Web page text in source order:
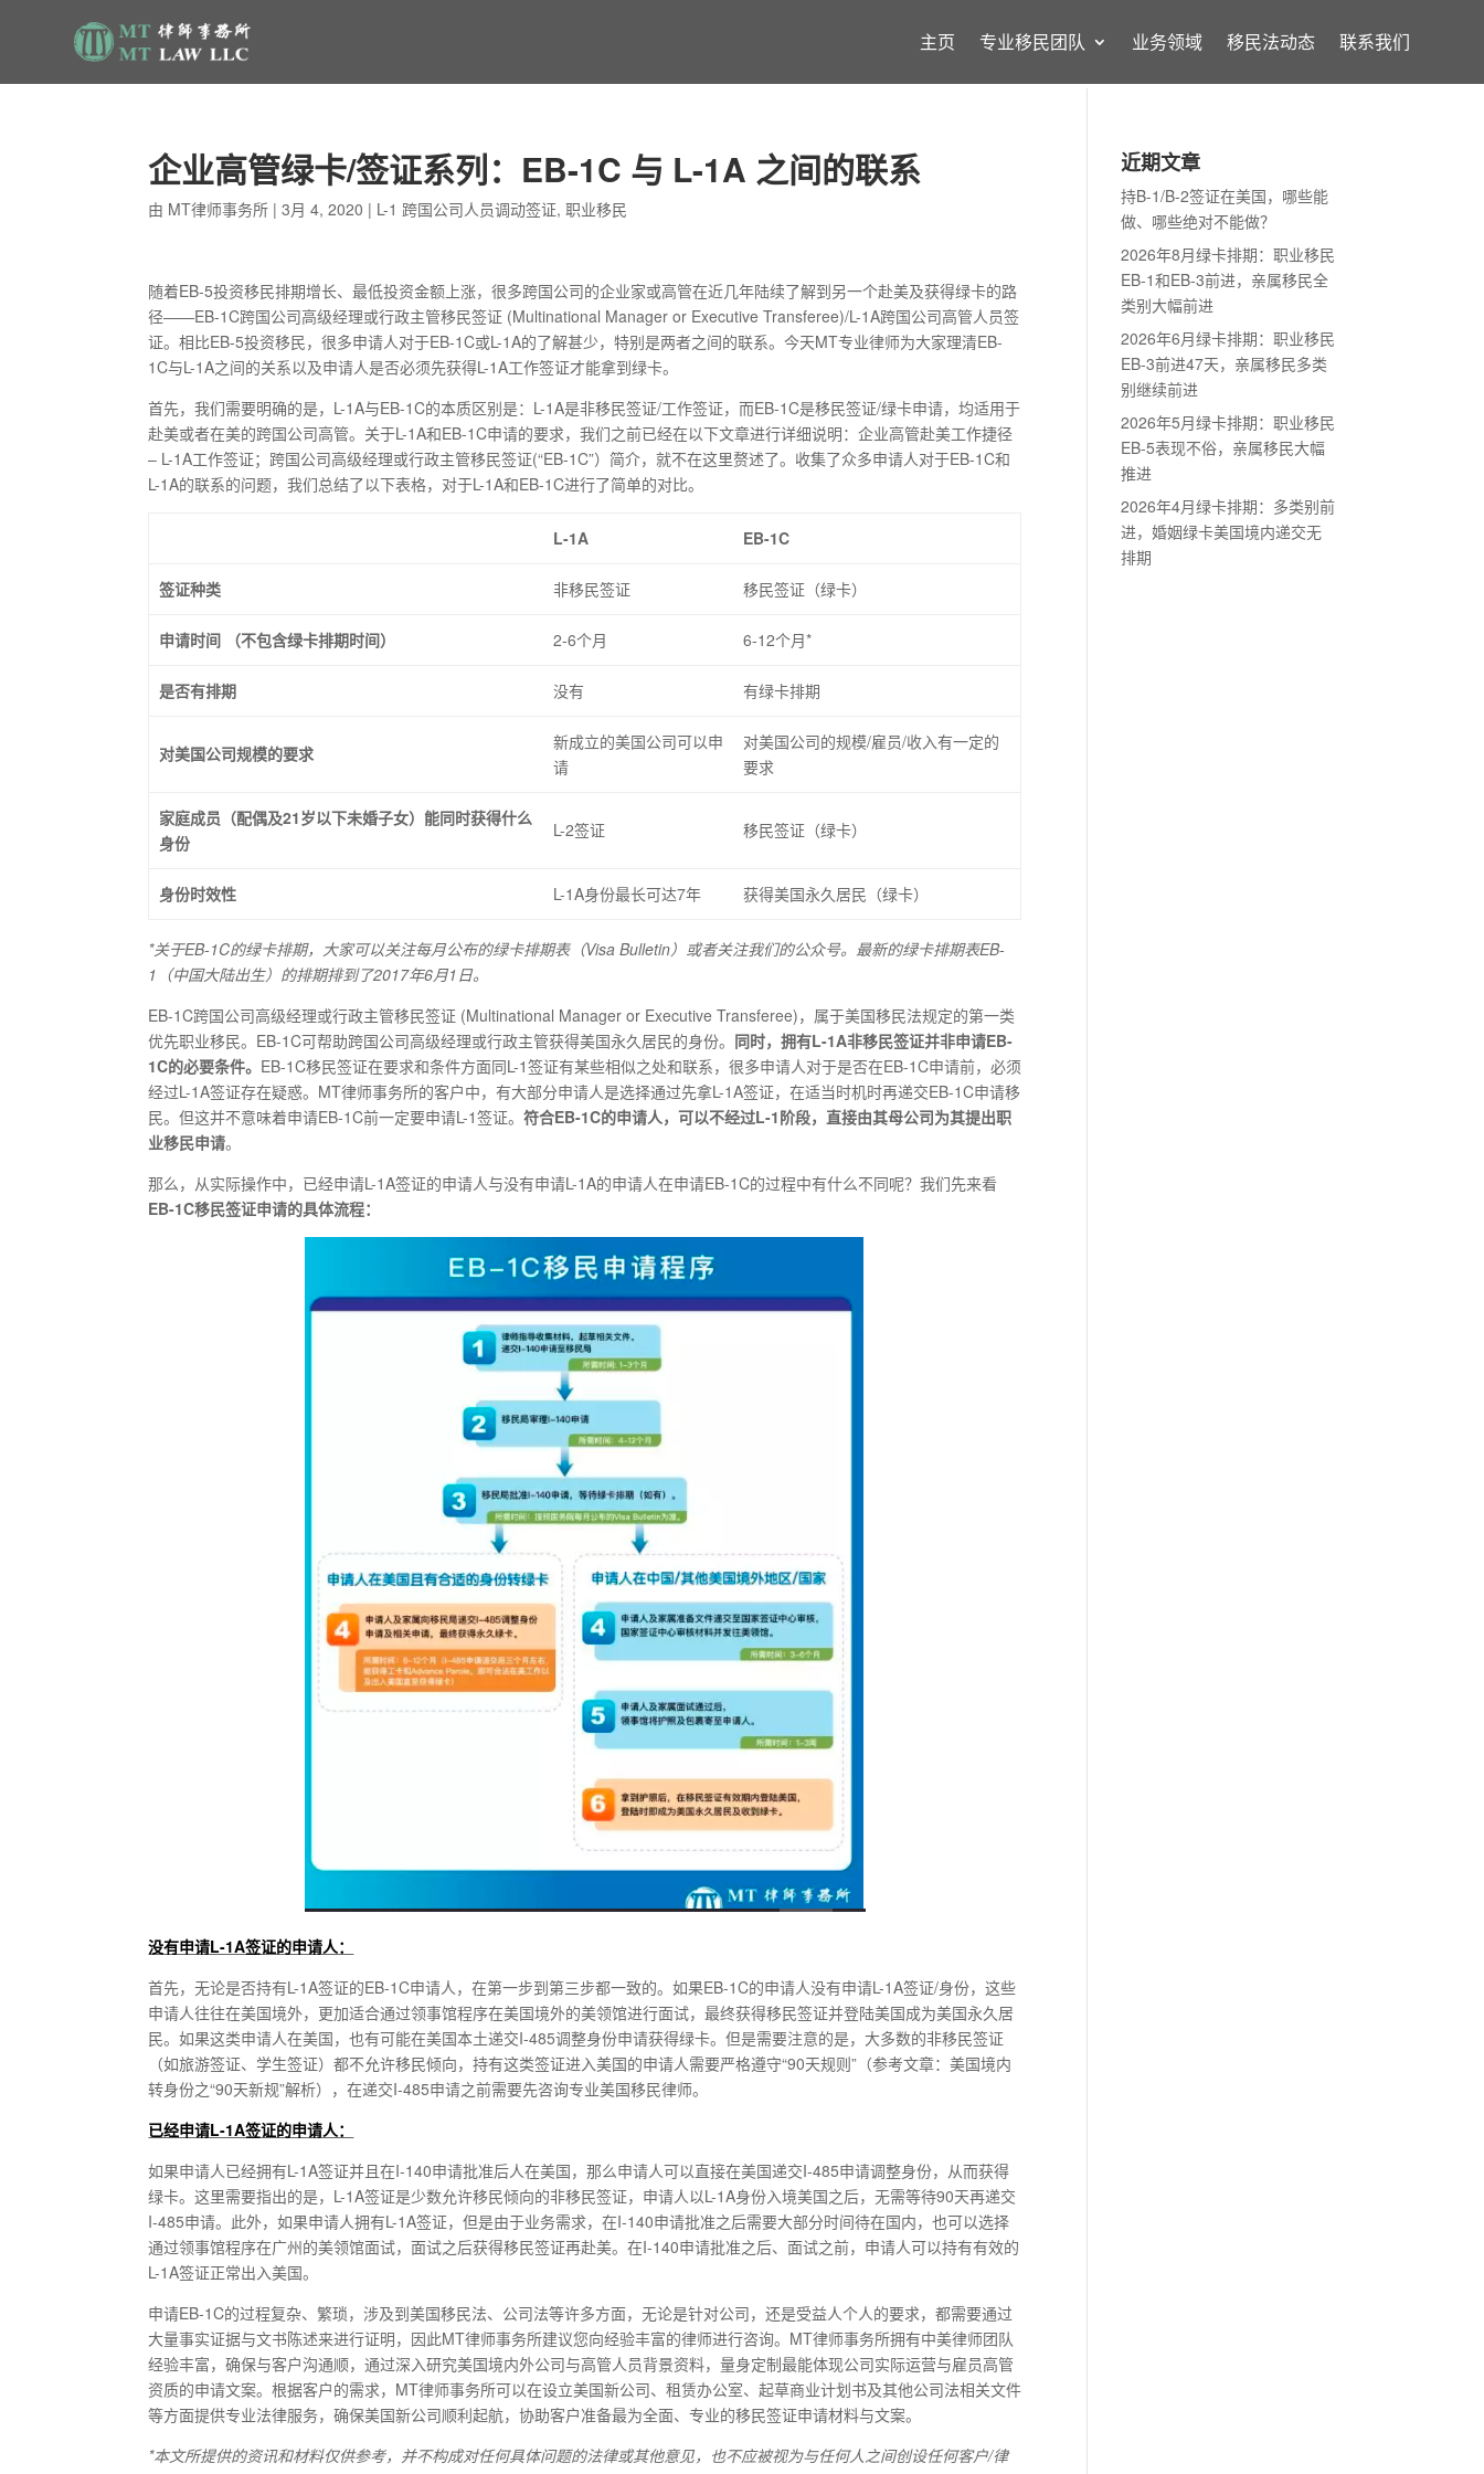
主页 专业移民团队 业务领域 移民法动态 联系我们
企业高管绿卡/签证系列：EB-1C 与 L-1A 之间的联系
由 MT律师事务所 |3月 4, 2020 | L-1 跨国公司人员调动签证,职业移民
随着EB-5投资移民排期增长、最低投资金额上涨，很多跨国公司的企业家或高管在近几年陆续了解到另一个赴美及获得绿卡的路
径——EB-1C跨国公司高级经理或行政主管移民签证 (Multinational Manager or Executive Transferee)/L-1A跨国公司高管人员签
证。相比EB-5投资移民，很多申请人对于EB-1C或L-1A的了解甚少，特别是两者之间的联系。今天MT专业律师为大家理清EB-
1C与L-1A之间的关系以及申请人是否必须先获得L-1A工作签证才能拿到绿卡。
首先，我们需要明确的是，L-1A与EB-1C的本质区别是：L-1A是非移民签证/工作签证，而EB-1C是移民签证/绿卡申请，均适用于
赴美或者在美的跨国公司高管。关于L-1A和EB-1C申请的要求，我们之前已经在以下文章进行详细说明：企业高管赴美工作捷径
– L-1A工作签证；跨国公司高级经理或行政主管移民签证(“EB-1C”）简介，就不在这里赘述了。收集了众多申请人对于EB-1C和
L-1A的联系的问题，我们总结了以下表格，对于L-1A和EB-1C进行了简单的对比。
L-1A EB-1C
签证种类 非移民签证 移民签证（绿卡）
申请时间 （不包含绿卡排期时间） 2-6个月 6-12个月*
是否有排期 没有 有绿卡排期
对美国公司规模的要求
新成立的美国公司可以申
请
对美国公司的规模/雇员/收入有一定的
要求
家庭成员（配偶及21岁以下未婚子女）能同时获得什么
身份
L-2签证 移民签证（绿卡）
身份时效性 L-1A身份最长可达7年 获得美国永久居民（绿卡）
*关于EB-1C的绿卡排期，大家可以关注每月公布的绿卡排期表（Visa Bulletin）或者关注我们的公众号。最新的绿卡排期表EB-
1（中国大陆出生）的排期排到了2017年6月1日。
EB-1C跨国公司高级经理或行政主管移民签证 (Multinational Manager or Executive Transferee)，属于美国移民法规定的第一类
优先职业移民。EB-1C可帮助跨国公司高级经理或行政主管获得美国永久居民的身份。 同时，拥有L-1A非移民签证并非申请EB-
1C的必要条件。 EB-1C移民签证在要求和条件方面同L-1签证有某些相似之处和联系，很多申请人对于是否在EB-1C申请前，必须
经过L-1A签证存在疑惑。MT律师事务所的客户中，有大部分申请人是选择通过先拿L-1A签证，在适当时机时再递交EB-1C申请移
民。但这并不意味着申请EB-1C前一定要申请L-1签证。符合EB-1C的申请人，可以不经过L-1阶段，直接由其母公司为其提出职
业移民申请。
那么，从实际操作中，已经申请L-1A签证的申请人与没有申请L-1A的申请人在申请EB-1C的过程中有什么不同呢？我们先来看
EB-1C移民签证申请的具体流程：
没有申请L-1A签证的申请人：
首先，无论是否持有L-1A签证的EB-1C申请人，在第一步到第三步都一致的。如果EB-1C的申请人没有申请L-1A签证/身份，这些
申请人往往在美国境外，更加适合通过领事馆程序在美国境外的美领馆进行面试，最终获得移民签证并登陆美国成为美国永久居
民。如果这类申请人在美国，也有可能在美国本土递交I-485调整身份申请获得绿卡。但是需要注意的是，大多数的非移民签证
（如旅游签证、学生签证）都不允许移民倾向，持有这类签证进入美国的申请人需要严格遵守“90天规则”（参考文章：美国境内
转身份之“90天新规”解析），在递交I-485申请之前需要先咨询专业美国移民律师。
已经申请L-1A签证的申请人：
如果申请人已经拥有L-1A签证并且在I-140申请批准后人在美国，那么申请人可以直接在美国递交I-485申请调整身份，从而获得
绿卡。这里需要指出的是，L-1A签证是少数允许移民倾向的非移民签证，申请人以L-1A身份入境美国之后，无需等待90天再递交
I-485申请。此外，如果申请人拥有L-1A签证，但是由于业务需求，在I-140申请批准之后需要大部分时间待在国内，也可以选择
通过领事馆程序在广州的美领馆面试，面试之后获得移民签证再赴美。在I-140申请批准之后、面试之前，申请人可以持有有效的
L-1A签证正常出入美国。
申请EB-1C的过程复杂、繁琐，涉及到美国移民法、公司法等许多方面，无论是针对公司，还是受益人个人的要求，都需要通过
大量事实证据与文书陈述来进行证明，因此MT律师事务所建议您向经验丰富的律师进行咨询。MT律师事务所拥有中美律师团队
经验丰富，确保与客户沟通顺，通过深入研究美国境内外公司与高管人员背景资料，量身定制最能体现公司实际运营与雇员高管
资质的申请文案。根据客户的需求，MT律师事务所可以在设立美国新公司、租赁办公室、起草商业计划书及其他公司法相关文件
等方面提供专业法律服务，确保美国新公司顺利起航，协助客户准备最为全面、专业的移民签证申请材料与文案。
*本文所提供的资讯和材料仅供参考，并不构成对任何具体问题的法律或其他意见，也不应被视为与任何人之间创设任何客户/律
近期文章
持B-1/B-2签证在美国，哪些能
做、哪些绝对不能做？
2026年8月绿卡排期：职业移民
EB-1和EB-3前进，亲属移民全
类别大幅前进
2026年6月绿卡排期：职业移民
EB-3前进47天，亲属移民多类
别继续前进
2026年5月绿卡排期：职业移民
EB-5表现不俗，亲属移民大幅
推进
2026年4月绿卡排期：多类别前
进，婚姻绿卡美国境内递交无
排期